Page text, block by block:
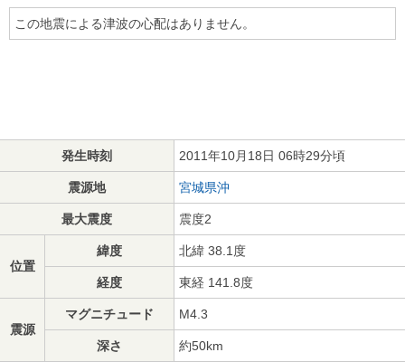
この地震による津波の心配はありません。
発生時刻 2011年10月18日 06時29分頃
震源地 宮城県沖
最大震度 震度2
位置
緯度 北緯 38.1度
経度 東経 141.8度
震源
マグニチュード M4.3
深さ 約50km